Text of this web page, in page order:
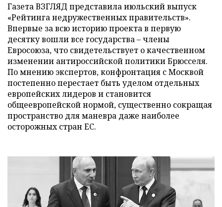
Газета ВЗГЛЯД представила июльский выпуск
«Рейтинга недружественных правительств».
Впервые за всю историю проекта в первую
десятку вошли все государства – члены
Евросоюза, что свидетельствует о качественном
изменении антироссийской политики Брюсселя.
По мнению экспертов, конфронтация с Москвой
постепенно перестает быть уделом отдельных
европейских лидеров и становится
общеевропейской нормой, существенно сокращая
пространство для маневра даже наиболее
осторожных стран ЕС.